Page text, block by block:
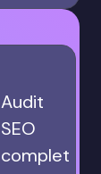
Audit
SEO
complet